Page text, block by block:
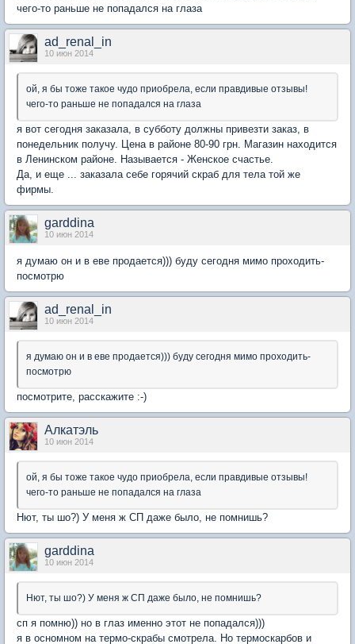
чего-то раньше не попадался на глаза
ad_renal_in
10 июн 2014
ой, я бы тоже такое чудо приобрела, если правдивые отзывы!
чего-то раньше не попадался на глаза
я вот сегодня заказала, в субботу должны привезти заказ, в
понедельник получу. Цена в районе 80-90 грн. Магазин находится
в Ленинском районе. Называется - Женское счастье.
Да, и еще ... заказала себе горячий скраб для тела той же
фирмы.
garddina
10 июн 2014
я думаю он и в еве продается))) буду сегодня мимо проходить-
посмотрю
ad_renal_in
10 июн 2014
я думаю он и в еве продается))) буду сегодня мимо проходить-
посмотрю
посмотрите, расскажите :-)
Алкатэль
10 июн 2014
ой, я бы тоже такое чудо приобрела, если правдивые отзывы!
чего-то раньше не попадался на глаза
Нют, ты шо?) У меня ж СП даже было, не помнишь?
garddina
10 июн 2014
Нют, ты шо?) У меня ж СП даже было, не помнишь?
сп я помню)) но в глаз именно этот не попадался)))
я в осномном на термо-скрабы смотрела. Но термоскарбов и